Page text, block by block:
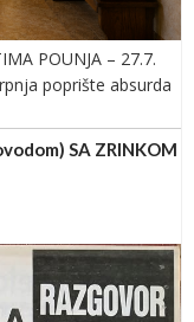
POUNJA – 27.7.
poprište absurda
SA ZRINKOM